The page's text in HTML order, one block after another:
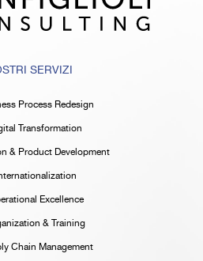
SERVIZI
Process Redesign
Transformation
& Product Development
Excellence
& Training
Chain Management